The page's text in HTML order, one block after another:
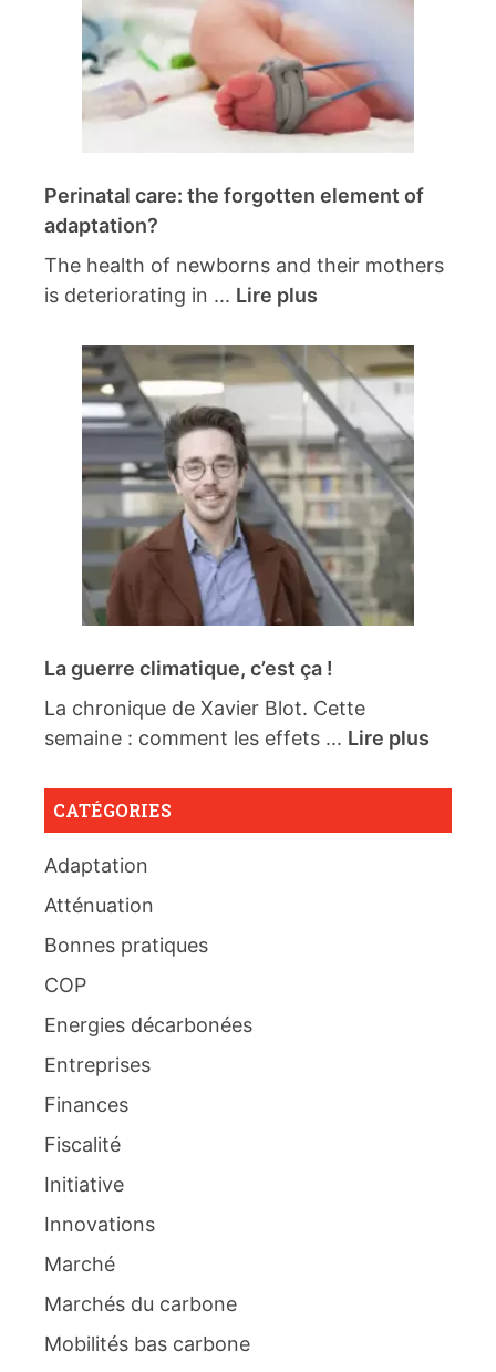
Perinatal care: the forgotten element of
adaptation?
The health of newborns and their mothers
is deteriorating in ... Lire plus
La guerre climatique, c’est ça !
La chronique de Xavier Blot. Cette
semaine : comment les effets ... Lire plus
CATÉGORIES
Adaptation
Atténuation
Bonnes pratiques
COP
Energies décarbonées
Entreprises
Finances
Fiscalité
Initiative
Innovations
Marché
Marchés du carbone
Mobilités bas carbone